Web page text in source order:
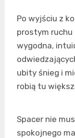
Po wyjściu z
prostym ruchu
wygodna,
ubity śnieg i
robią tu
Spacer nie
spokojnego